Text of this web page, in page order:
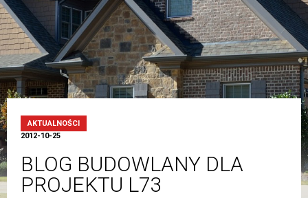
AKTUALNOŚCI
2012-10-25
BLOG BUDOWLANY DLA
PROJEKTU L73